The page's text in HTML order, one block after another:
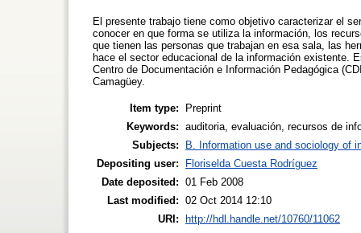
El presente trabajo tiene como objetivo caracterizar el
conocer en que forma se utiliza la información, los
que tienen las personas que trabajan en esa sala, las
hace el sector educacional de la información existente.
Centro de Documentación e Información Pedagógica
Camagüey.
Item type:
Preprint
Keywords: auditoria, evaluación, recursos de
Subjects:
B. Information use and sociology of
Depositing user:
Floriselda Cuesta Rodríguez
Date deposited: 01 Feb 2008
Last modified: 02 Oct 2014 12:10
URI:
http://hdl.handle.net/10760/11062